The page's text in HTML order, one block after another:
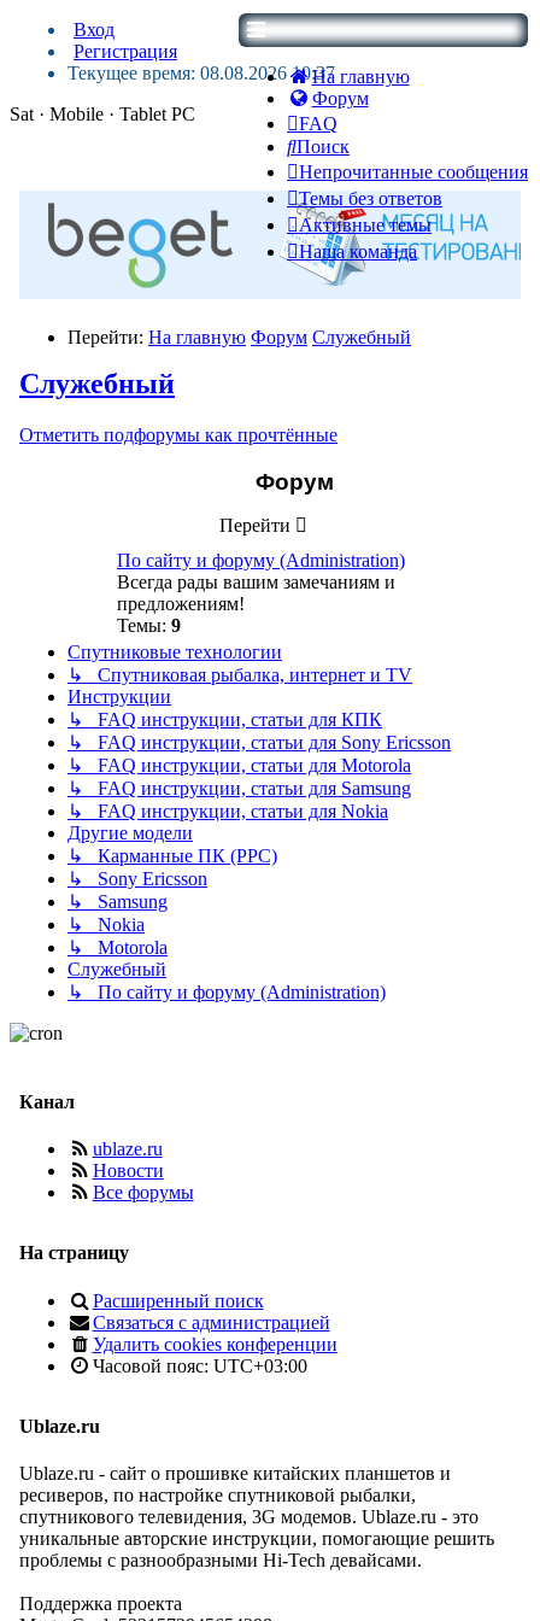
На главную
Форум
FAQ
Поиск
Непрочитанные сообщения
Темы без ответов
Активные темы
Наша команда
Вход
Регистрация
Текущее время: 08.08.2026 10:37
Sat · Mobile · Tablet PC
Перейти: На главную Форум Служебный
Служебный
Отметить подфорумы как прочтённые
Форум
По сайту и форуму (Administration)
Всегда рады вашим замечаниям и
предложениям!
Темы: 9
Перейти
Спутниковые технологии
↳ Спутниковая рыбалка, интернет и TV
Инструкции
↳ FAQ инструкции, статьи для КПК
↳ FAQ инструкции, статьи для Sony Ericsson
↳ FAQ инструкции, статьи для Motorola
↳ FAQ инструкции, статьи для Samsung
↳ FAQ инструкции, статьи для Nokia
Другие модели
↳ Карманные ПК (PPC)
↳ Sony Ericsson
↳ Samsung
↳ Nokia
↳ Motorola
Служебный
↳ По сайту и форуму (Administration)
Канал
ublaze.ru
Новости
Все форумы
На страницу
Расширенный поиск
Связаться с администрацией
Удалить cookies конференции
Часовой пояс: UTC+03:00
Ublaze.ru
Ublaze.ru - сайт о прошивке китайских планшетов и
ресиверов, по настройке спутниковой рыбалки,
спутникового телевидения, 3G модемов. Ublaze.ru - это
уникальные авторские инструкции, помогающие решить
проблемы с разнообразными Hi-Tech девайсами.
Поддержка проекта